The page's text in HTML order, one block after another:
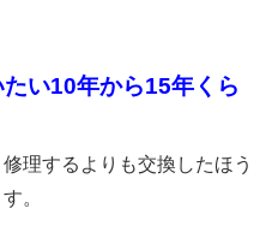
い10年から15年くら
理するよりも交換したほう
。